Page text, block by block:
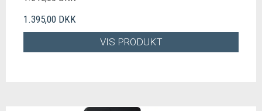
1.395,00 DKK
VIS PRODUKT